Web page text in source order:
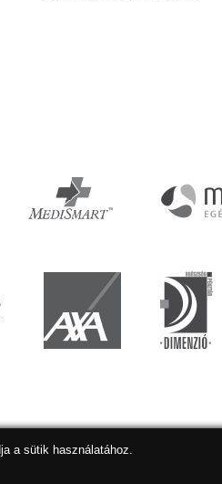
a sütik használatához.